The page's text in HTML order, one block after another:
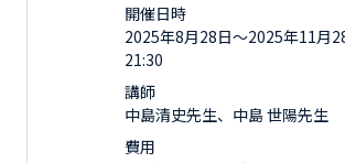
開催日時
2025年8月28日〜2025年11月
21:30
講師
中島清史先生、中島 世陽先生
費用